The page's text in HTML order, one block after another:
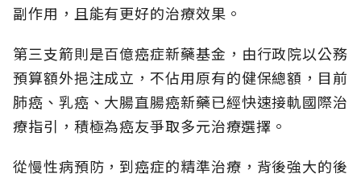
副作用，且能有更好的治療效果。
第三支箭則是百億癌症新藥基金，由行政院以公務
預算額外挹注成立，不佔用原有的健保總額，目前
肺癌、乳癌、大腸直腸癌新藥已經快速接軌國際治
療指引，積極為癌友爭取多元治療選擇。
從慢性病預防，到癌症的精準治療，背後強大的後